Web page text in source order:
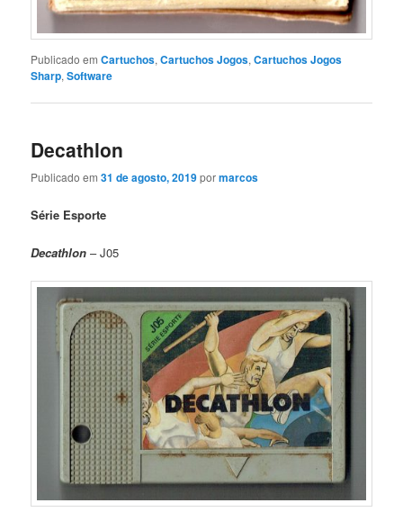
Publicado em Cartuchos,Cartuchos Jogos,Cartuchos Jogos
Sharp,Software
Decathlon
Publicado em31 de agosto, 2019pormarcos
Série Esporte
Decathlon – J05